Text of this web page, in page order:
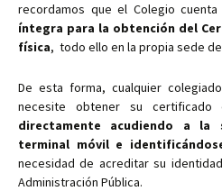
recordamos que el Colegio
íntegra para la obtención del
física, todo ello en la propia sede
De esta forma, cualquier
necesite obtener su certificado
directamente acudiendo a la
terminal móvil e
necesidad de acreditar su
Administración Pública.